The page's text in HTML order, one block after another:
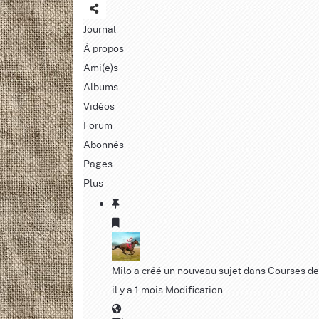
Journal
À propos
Ami(e)s
Albums
Vidéos
Forum
Abonnés
Pages
Plus
Miloa créé un nouveau sujet dans Courses
il y a 1 mois Modification